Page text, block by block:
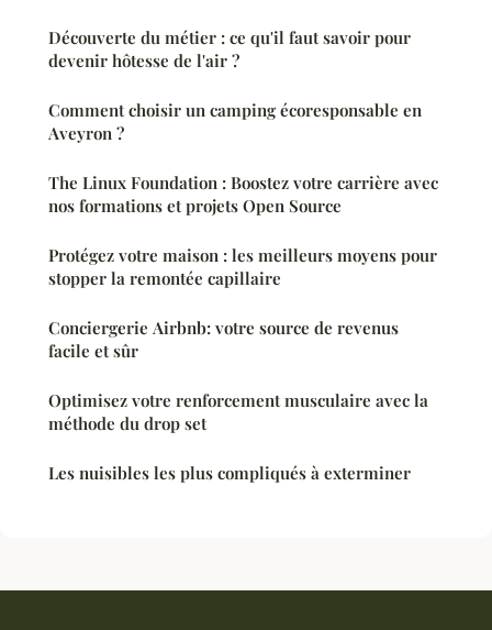
Découverte du métier : ce qu'il faut savoir pour
devenir hôtesse de l'air ?
Comment choisir un camping écoresponsable en
Aveyron ?
The Linux Foundation : Boostez votre carrière avec
nos formations et projets Open Source
Protégez votre maison : les meilleurs moyens pour
stopper la remontée capillaire
Conciergerie Airbnb: votre source de revenus
facile et sûr
Optimisez votre renforcement musculaire avec la
méthode du drop set
Les nuisibles les plus compliqués à exterminer